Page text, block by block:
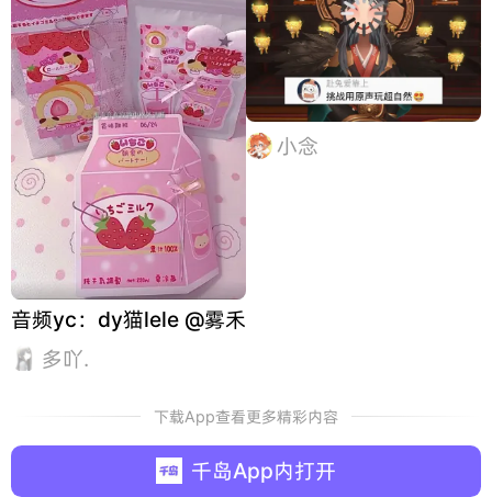
音频yc：dy猫lele @雾禾
多吖.
小念
下载App查看更多精彩内容
千岛App内打开